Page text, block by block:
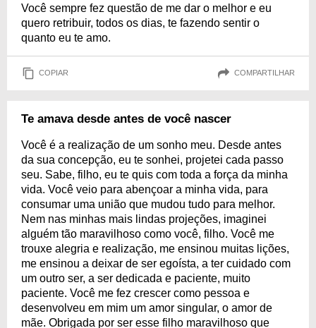
Você sempre fez questão de me dar o melhor e eu
quero retribuir, todos os dias, te fazendo sentir o
quanto eu te amo.
COPIAR COMPARTILHAR
Te amava desde antes de você nascer
Você é a realização de um sonho meu. Desde antes
da sua concepção, eu te sonhei, projetei cada passo
seu. Sabe, filho, eu te quis com toda a força da minha
vida. Você veio para abençoar a minha vida, para
consumar uma união que mudou tudo para melhor.
Nem nas minhas mais lindas projeções, imaginei
alguém tão maravilhoso como você, filho. Você me
trouxe alegria e realização, me ensinou muitas lições,
me ensinou a deixar de ser egoísta, a ter cuidado com
um outro ser, a ser dedicada e paciente, muito
paciente. Você me fez crescer como pessoa e
desenvolveu em mim um amor singular, o amor de
mãe. Obrigada por ser esse filho maravilhoso que